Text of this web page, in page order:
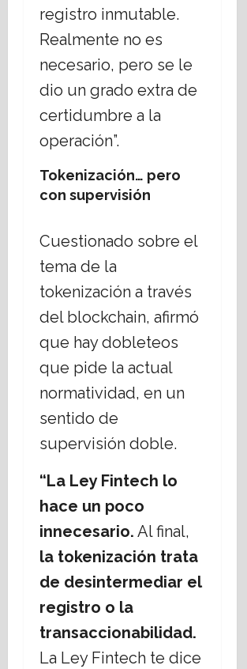
registro inmutable.
Realmente no es
necesario, pero se le
dio un grado extra de
certidumbre a la
operación”.
Tokenización… pero
con supervisión
Cuestionado sobre el
tema de la
tokenización a través
del blockchain, afirmó
que hay dobleteos
que pide la actual
normatividad, en un
sentido de
supervisión doble.
“La Ley Fintech lo
hace un poco
innecesario. Al final,
la tokenización trata
de desintermediar el
registro o la
transaccionabilidad.
La Ley Fintech te dice